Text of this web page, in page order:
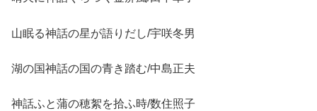
山眠る神話の星が語りだし/宇咲冬男
湖の国神話の国の青き踏む/中島正夫
神話ふと蒲の穂絮を拾ふ時/数住照子